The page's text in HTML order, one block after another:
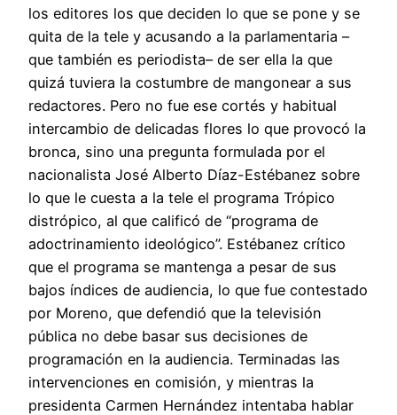
los editores los que deciden lo que se pone y se
quita de la tele y acusando a la parlamentaria –
que también es periodista– de ser ella la que
quizá tuviera la costumbre de mangonear a sus
redactores. Pero no fue ese cortés y habitual
intercambio de delicadas flores lo que provocó la
bronca, sino una pregunta formulada por el
nacionalista José Alberto Díaz-Estébanez sobre
lo que le cuesta a la tele el programa Trópico
distrópico, al que calificó de “programa de
adoctrinamiento ideológico”. Estébanez crítico
que el programa se mantenga a pesar de sus
bajos índices de audiencia, lo que fue contestado
por Moreno, que defendió que la televisión
pública no debe basar sus decisiones de
programación en la audiencia. Terminadas las
intervenciones en comisión, y mientras la
presidenta Carmen Hernández intentaba hablar